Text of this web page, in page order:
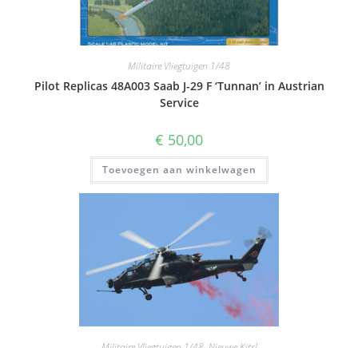
Militaire Vliegtuigen 1/48
Pilot Replicas 48A003 Saab J-29 F ‘Tunnan’ in Austrian
Service
€ 50,00
Toevoegen aan winkelwagen